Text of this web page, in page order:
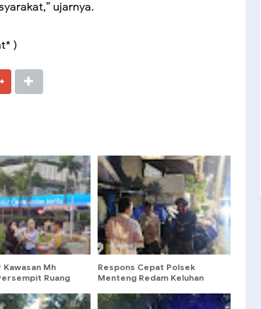
ujarnya.
)
Kawasan Mh
Ruang
Respons Cepat Polsek
Menteng Redam Keluhan
Tengah Malam